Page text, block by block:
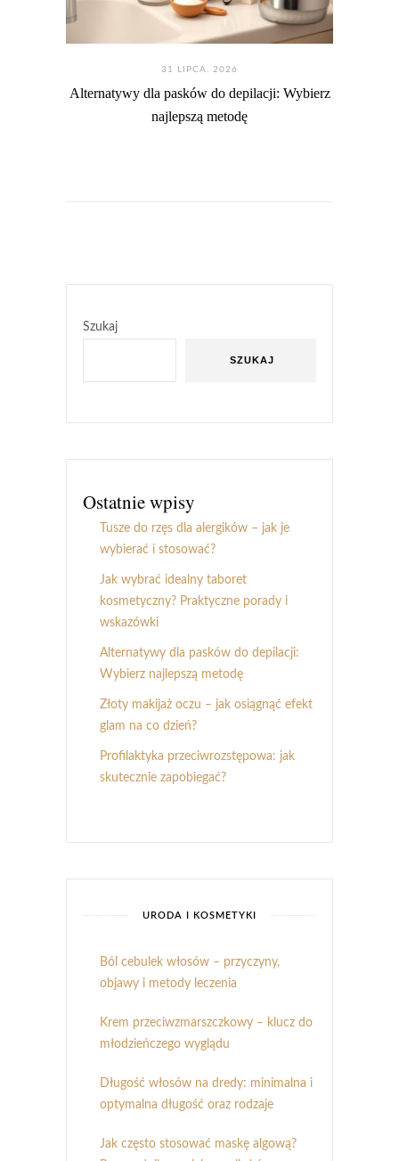
31 LIPCA. 2026
Alternatywy dla pasków do depilacji: Wybierz
najlepszą metodę
Szukaj
SZUKAJ
Ostatnie wpisy
Tusze do rzęs dla alergików – jak je
wybierać i stosować?
Jak wybrać idealny taboret
kosmetyczny? Praktyczne porady i
wskazówki
Alternatywy dla pasków do depilacji:
Wybierz najlepszą metodę
Złoty makijaż oczu – jak osiągnąć efekt
glam na co dzień?
Profilaktyka przeciwrozstępowa: jak
skutecznie zapobiegać?
URODA I KOSMETYKI
Ból cebulek włosów – przyczyny,
objawy i metody leczenia
Krem przeciwzmarszczkowy – klucz do
młodzieńczego wyglądu
Długość włosów na dredy: minimalna i
optymalna długość oraz rodzaje
Jak często stosować maskę algową?